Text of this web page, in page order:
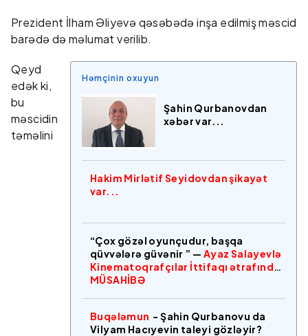
Prezident İlham Əliyevə qəsəbədə inşa edilmiş məscid
barədə də məlumat verilib.
Həmçinin oxuyun
Şahin Qurbanovdan
xəbər var...
Hakim Mirlətif Seyidovdan şikayət
var...
“Çox gözəl oyunçudur, başqa
qüvvələrə güvənir ” — Ayaz Salayevlə
Kinematoqrafçılar İttifaqı ətrafında
MÜSAHİBƏ
Buqələmun - Şahin Qurbanovu da
Vilyam Hacıyevin taleyi gözləyir?
Qeyd
edək ki,
bu
məscidin
təməlini